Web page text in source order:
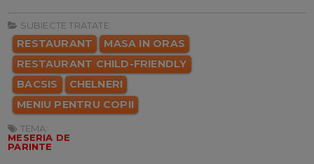
SUBIECTE TRATATE:
RESTAURANT
MASA IN ORAS
RESTAURANT CHILD-FRIENDLY
BACSIS
CHELNERI
MENIU PENTRU COPII
TEMA:
MESERIA DE
PARINTE